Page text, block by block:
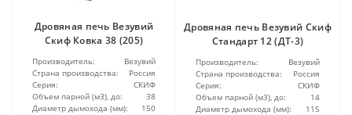
Дровяная печь Везувий
Скиф Ковка 38 (205)
Производитель:
Везувий
Страна производства:
Россия
Серия:
СКИФ
Объем парной (м3), до:
38
Диаметр дымохода (мм):
150
Дровяная печь Везувий Скиф
Стандарт 12 (ДТ-3)
Производитель:
Везувий
Страна производства:
Россия
Серия:
СКИФ
Объем парной (м3), до:
14
Диаметр дымохода (мм):
115